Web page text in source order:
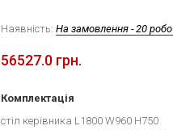
Наявність: На замовлення - 20
56527.0 грн.
Комплектація
стіл керівника L1800 W960 H750